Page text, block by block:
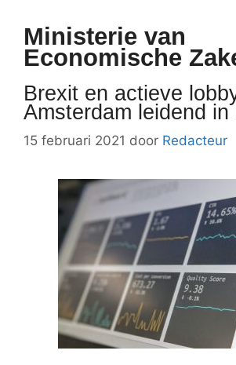
Ministerie van
Economische
Brexit en actieve
Amsterdam leidend in
15 februari 2021 door Redacteur